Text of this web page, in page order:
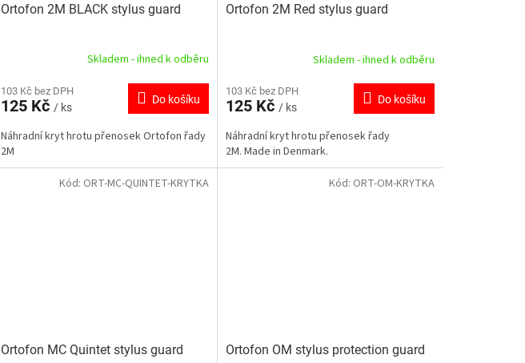
Ortofon 2M BLACK stylus guard
Skladem - ihned k odběru
103 Kč bez DPH
125 Kč / ks
Do košíku
Náhradní kryt hrotu přenosek Ortofon řady
2M
Ortofon 2M Red stylus guard
Skladem - ihned k odběru
103 Kč bez DPH
125 Kč / ks
Do košíku
Náhradní kryt hrotu přenosek řady
2M. Made in Denmark.
Ortofon MC Quintet stylus guard
Kód: ORT-MC-QUINTET-KRYTKA
Ortofon OM stylus protection guard
Kód: ORT-OM-KRYTKA